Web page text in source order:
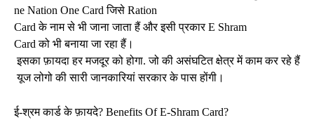
ne Nation One Card जिसे Ration
Card के नाम से भी जाना जाता हैं और इसी प्रकार E Shram
Card को भी बनाया जा रहा हैं।
इसका फ़ायदा हर मजदूर को होगा. जो की असंघटित क्षेत्र में काम कर रहे हैं
यूज लोगो की सारी जानकारियां सरकार के पास होंगी।
ई-श्रम कार्ड के फ़ायदे? Benefits Of E-Shram Card?